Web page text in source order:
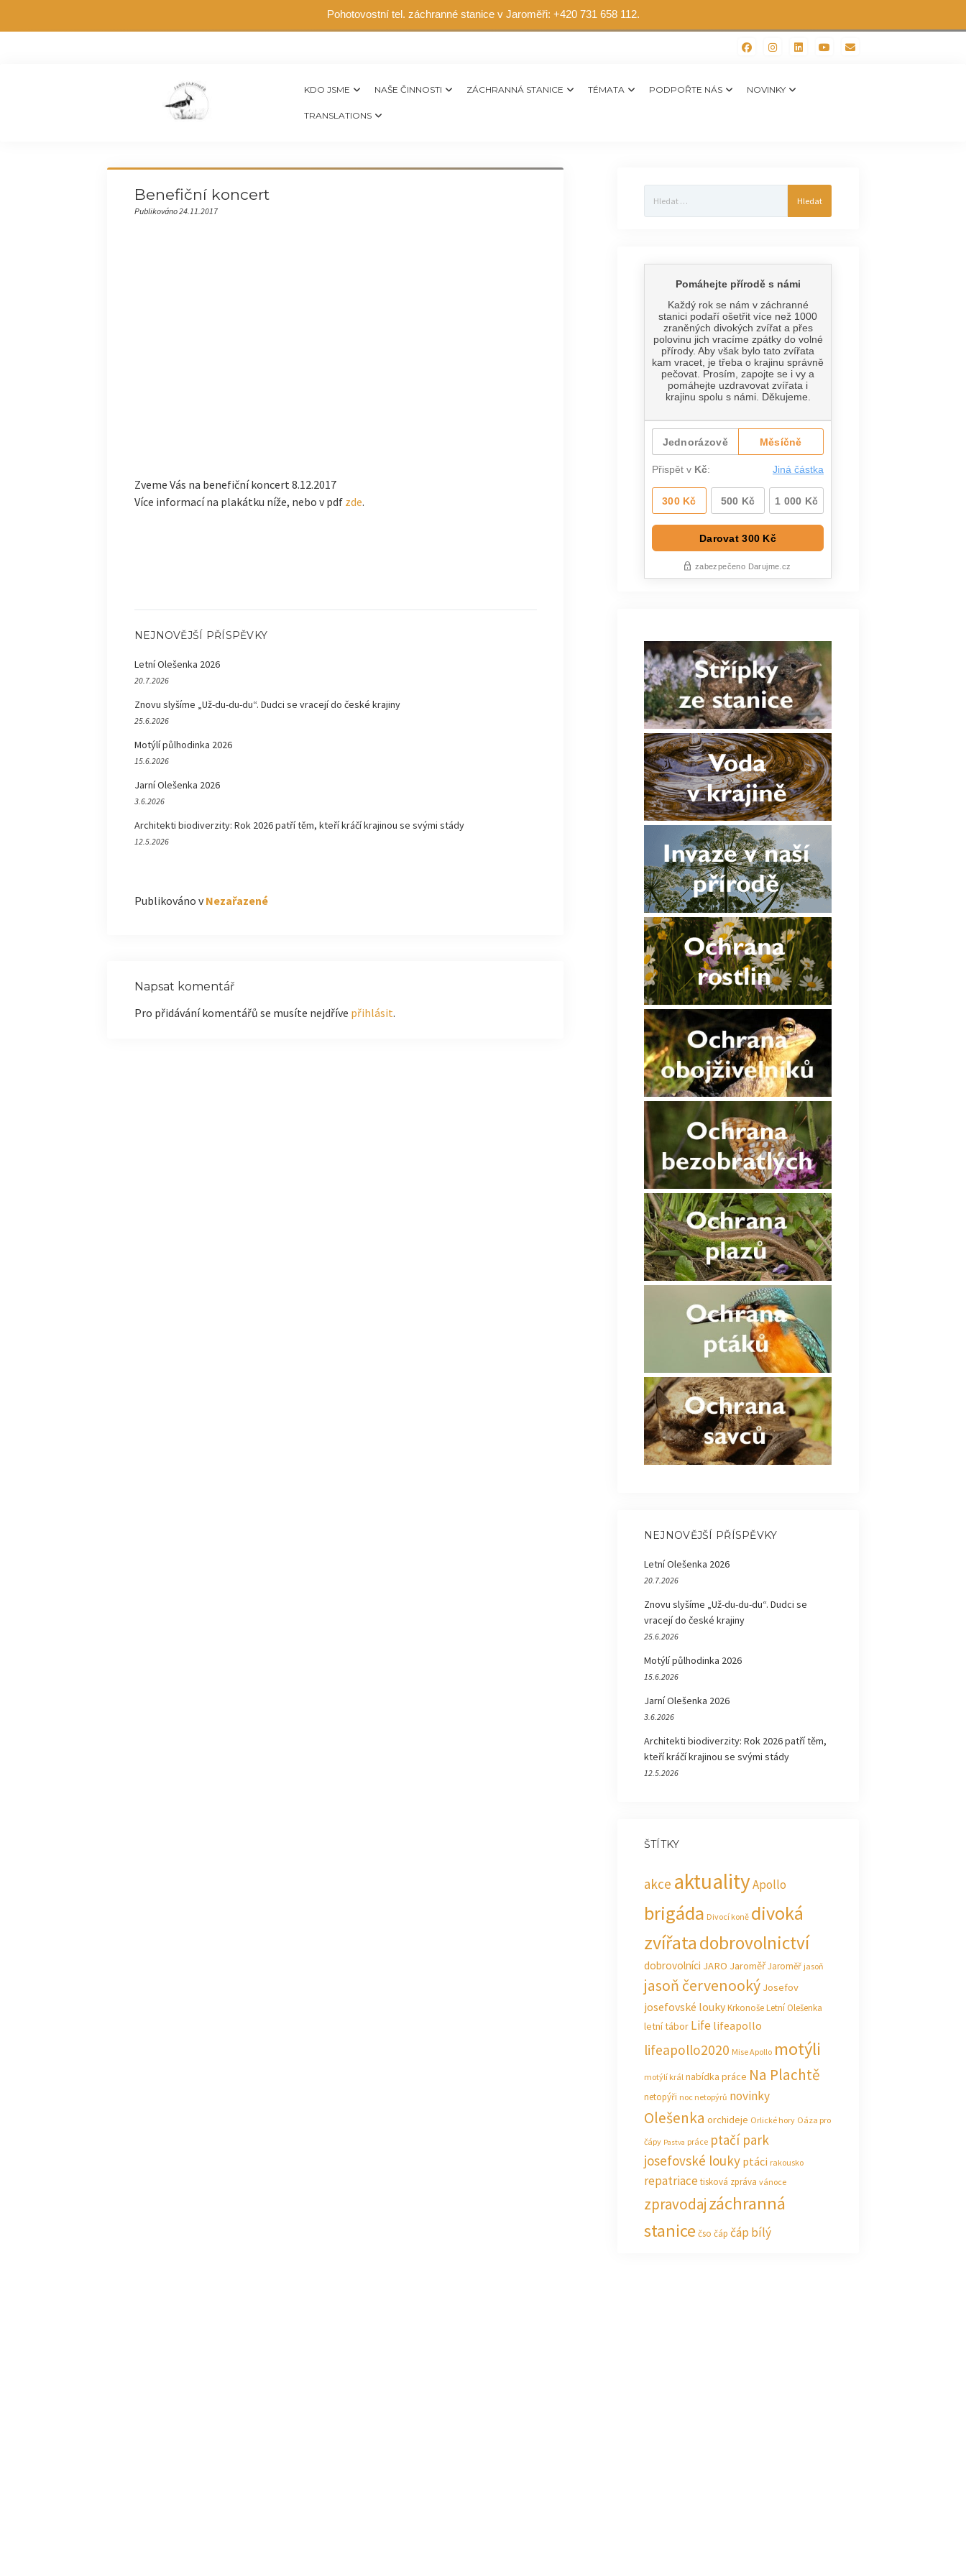
Pohotovostní tel. záchranné stanice v Jaroměři: +420 731 658 112.
KDO JSME NAŠE ČINNOSTI ZÁCHRANNÁ STANICE TÉMATA PODPOŘTE NÁS NOVINKY
TRANSLATIONS
Benefiční koncert
Publikováno 24.11.2017
Zveme Vás na benefiční koncert 8.12.2017
Více informací na plakátku níže, nebo v pdf zde.
NEJNOVĚJŠÍ PŘÍSPĚVKY
Letní Olešenka 2026
20.7.2026
Znovu slyšíme „Už-du-du-du“. Dudci se vracejí do české krajiny
25.6.2026
Motýlí půlhodinka 2026
15.6.2026
Jarní Olešenka 2026
3.6.2026
Architekti biodiverzity: Rok 2026 patří těm, kteří kráčí krajinou se svými stády
12.5.2026
Publikováno v Nezařazené
Napsat komentář
Pro přidávání komentářů se musíte nejdříve přihlásit.
NEJNOVĚJŠÍ PŘÍSPĚVKY
Letní Olešenka 2026
20.7.2026
Znovu slyšíme „Už-du-du-du“. Dudci se
vracejí do české krajiny
25.6.2026
Motýlí půlhodinka 2026
15.6.2026
Jarní Olešenka 2026
3.6.2026
Architekti biodiverzity: Rok 2026 patří těm,
kteří kráčí krajinou se svými stády
12.5.2026
ŠTÍTKY
akce aktualityApollo
brigáda Divocí koně divoká
zvířatadobrovolnictví
dobrovolníci JARO JaroměřJaroměř jasoň
jasoň červenooký Josefov
josefovské loukyKrkonošeLetní Olešenka
letní tábor Life lifeapollo
lifeapollo2020 Mise Apollo motýli
motýlí král nabídka práce Na Plachtě
netopýři noc netopýrů novinky
Olešenka orchideje Orlické hory Oáza pro
čápy Pastva práce ptačí park
josefovské louky ptáci rakousko
repatriacetisková zpráva vánoce
zpravodajzáchranná
stanice čso čáp čáp bílý